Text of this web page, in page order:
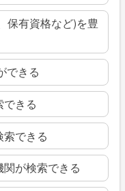
保有資格など)を豊
できる
きる
できる
が検索できる